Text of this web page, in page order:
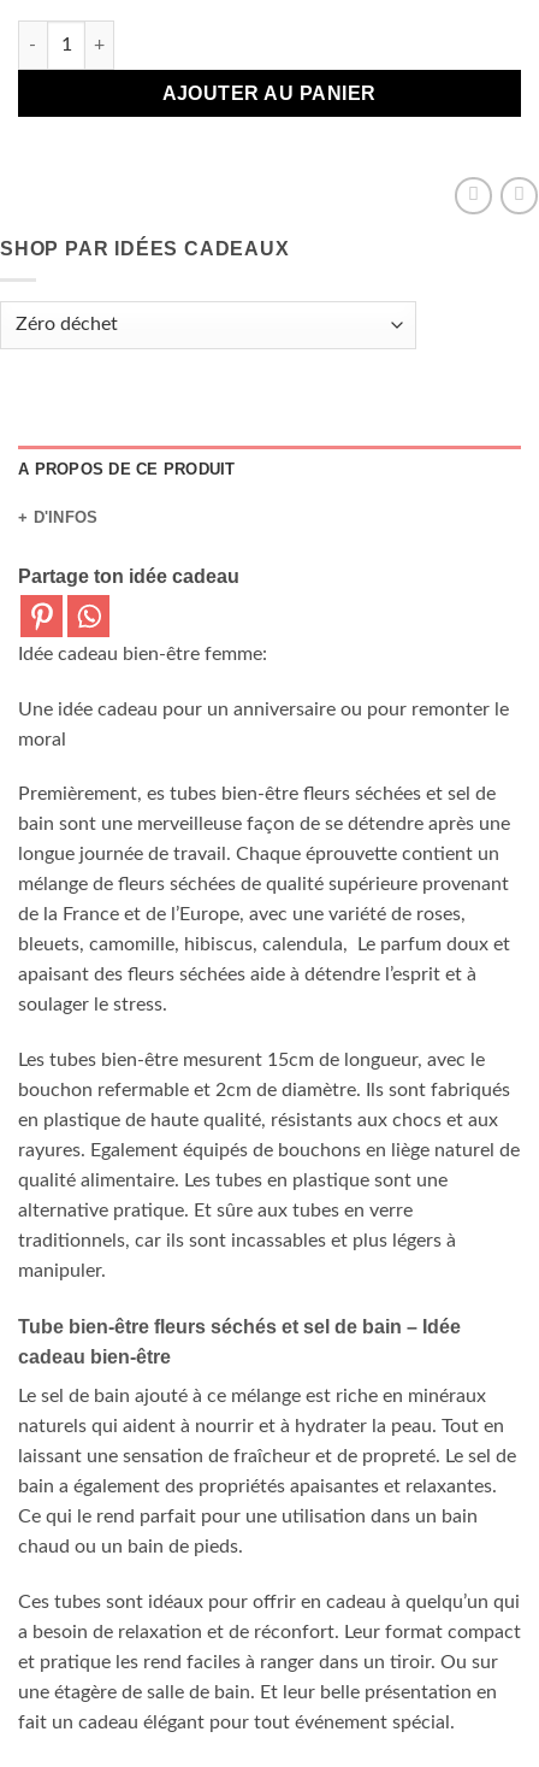
quantité de Fiole de sel de bain fleurs séchés -
AJOUTER AU PANIER
SHOP PAR IDÉES CADEAUX
A PROPOS DE CE PRODUIT
+ D'INFOS
Partage ton idée cadeau
Idée cadeau bien-être femme:
Une idée cadeau pour un anniversaire ou pour remonter le
moral
Premièrement, es tubes bien-être fleurs séchées et sel de
bain sont une merveilleuse façon de se détendre après une
longue journée de travail. Chaque éprouvette contient un
mélange de fleurs séchées de qualité supérieure provenant
de la France et de l’Europe, avec une variété de roses,
bleuets, camomille, hibiscus, calendula, Le parfum doux et
apaisant des fleurs séchées aide à détendre l’esprit et à
soulager le stress.
Les tubes bien-être mesurent 15cm de longueur, avec le
bouchon refermable et 2cm de diamètre. Ils sont fabriqués
en plastique de haute qualité, résistants aux chocs et aux
rayures. Egalement équipés de bouchons en liège naturel de
qualité alimentaire. Les tubes en plastique sont une
alternative pratique. Et sûre aux tubes en verre
traditionnels, car ils sont incassables et plus légers à
manipuler.
Tube bien-être fleurs séchés et sel de bain – Idée
cadeau bien-être
Le sel de bain ajouté à ce mélange est riche en minéraux
naturels qui aident à nourrir et à hydrater la peau. Tout en
laissant une sensation de fraîcheur et de propreté. Le sel de
bain a également des propriétés apaisantes et relaxantes.
Ce qui le rend parfait pour une utilisation dans un bain
chaud ou un bain de pieds.
Ces tubes sont idéaux pour offrir en cadeau à quelqu’un qui
a besoin de relaxation et de réconfort. Leur format compact
et pratique les rend faciles à ranger dans un tiroir. Ou sur
une étagère de salle de bain. Et leur belle présentation en
fait un cadeau élégant pour tout événement spécial.